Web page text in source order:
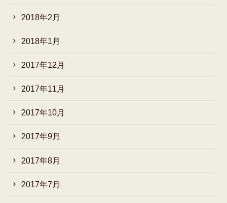
2018年2月
2018年1月
2017年12月
2017年11月
2017年10月
2017年9月
2017年8月
2017年7月